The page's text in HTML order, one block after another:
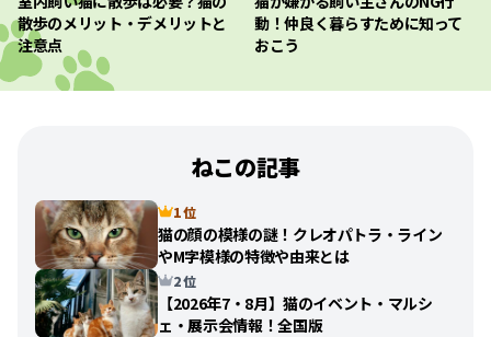
散歩のメリット・デメリットと
注意点
動！仲良く暮らすために知って
おこう
ねこの記事
1 位
猫の顔の模様の謎！クレオパトラ・ライン
やM字模様の特徴や由来とは
2 位
【2026年7・8月】猫のイベント・マルシ
ェ・展示会情報！全国版